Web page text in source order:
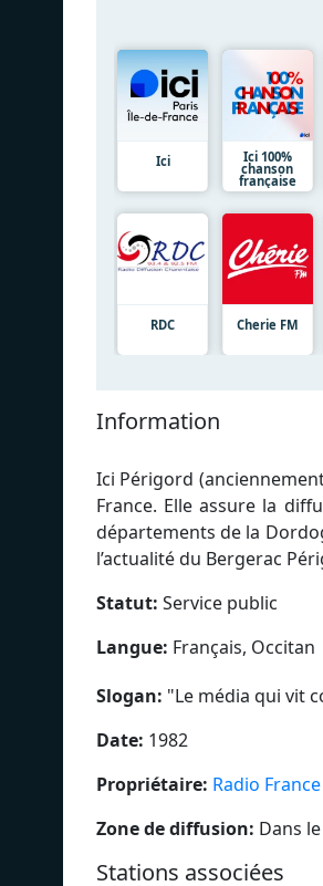
Ici Ici 100%
chanson
française
RDC Cherie FM
Information
Ici Périgord
France. Elle assure la
départements de la
l’actualité du Bergerac
Statut: Service public
Langue: Français, Occitan
Slogan: "Le média qui vit
Date: 1982
Propriétaire: Radio France
Zone de diffusion: Dans
Stations associées